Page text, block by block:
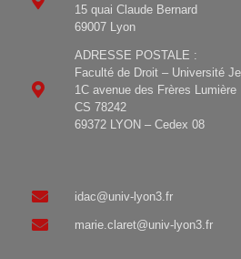
15 quai Claude Bernard
69007 Lyon
ADRESSE POSTALE :
Faculté de Droit – Université
1C avenue des Frères Lumière
CS 78242
69372 LYON – Cedex 08
idac@univ-lyon3.fr
marie.claret@univ-lyon3.fr